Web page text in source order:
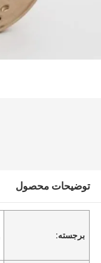
توضیحات محصول
برجسته: